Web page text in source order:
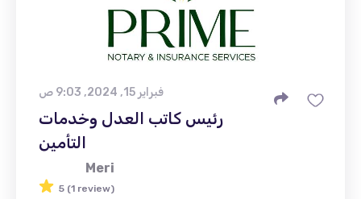
فبراير 15, 2024, 9:03 ص
رئيس كاتب العدل وخدمات
التأمين
Meri
5 (1 review)